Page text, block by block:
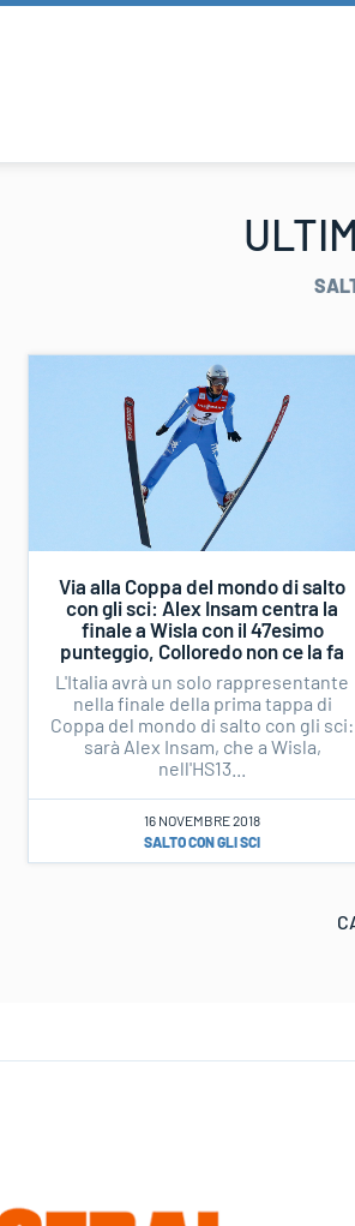
Via alla Coppa del mondo di salto
con gli sci: Alex Insam centra la
finale a Wisla con il 47esimo
punteggio, Colloredo non ce la fa
L'Italia avrà un solo rappresentante
nella finale della prima tappa di
Coppa del mondo di salto con gli sci:
sarà Alex Insam, che a Wisla,
nell'HS13...
16 NOVEMBRE 2018
SALTO CON GLI SCI